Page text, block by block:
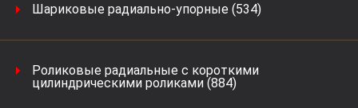
Шариковые радиально-упорные (534)
Роликовые радиальные с короткими
цилиндрическими роликами (884)